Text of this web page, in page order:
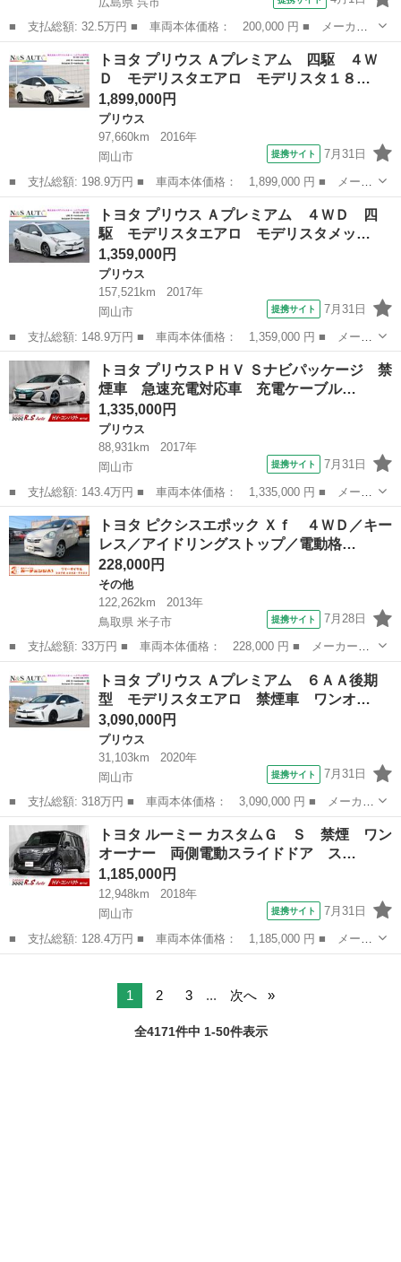
■ 支払総額: 32.5万円 ■ 車両本体価格： 200,000 円 ■ メーカー
名： トヨタ ■ 車種名： パッソ ■ グレード名： Ｘ クツロ
ギ 社内外清掃磨き・ナビ付 ■ 排気量： 1000cc ■ ドア枚数：
5D...
呉市 パッソ
トヨタ プリウス Ａプレミアム 四駆 ４Ｗ
Ｄ モデリスタエアロ モデリスタ１８…
1,899,000円
プリウス
97,660km
2016年
岡山市
提携サイト 7月31日
■ 支払総額: 198.9万円 ■ 車両本体価格： 1,899,000 円 ■ メーカ
ー名： トヨタ ■ 車種名： プリウス ■ グレード名： Ａプレミ
アム 四駆 ４ＷＤ モデリスタエアロ モデリスタ１８ｉｎホイー
ル モデ...
プリウス
トヨタ プリウス Ａプレミアム ４ＷＤ 四
駆 モデリスタエアロ モデリスタメッ…
1,359,000円
プリウス
157,521km
2017年
岡山市
提携サイト 7月31日
■ 支払総額: 148.9万円 ■ 車両本体価格： 1,359,000 円 ■ メーカ
ー名： トヨタ ■ 車種名： プリウス ■ グレード名： Ａプレミ
アム ４ＷＤ 四駆 モデリスタエアロ モデリスタメッキ モデリ
スタホイ...
岡山 岡山市 プリウス
トヨタ プリウスＰＨＶ Ｓナビパッケージ 禁
煙車 急速充電対応車 充電ケーブル…
1,335,000円
プリウス
88,931km
2017年
岡山市
提携サイト 7月31日
■ 支払総額: 143.4万円 ■ 車両本体価格： 1,335,000 円 ■ メーカ
ー名： トヨタ ■ 車種名： プリウスＰＨＶ ■ グレード名： Ｓ
ナビパッケージ 禁煙車 急速充電対応車 充電ケーブル 衝突軽減
ブレーキ...
岡山 岡山市 プリウス
トヨタ ピクシスエポック Ｘｆ ４ＷＤ／キー
レス／アイドリングストップ／電動格…
228,000円
その他
122,262km
2013年
鳥取県 米子市
提携サイト 7月28日
■ 支払総額: 33万円 ■ 車両本体価格： 228,000 円 ■ メーカー
名： トヨタ ■ 車種名： ピクシスエポック ■ グレード名： Ｘ
ｆ ４ＷＤ／キーレス／アイドリングストップ／電動格納ミラー／盗
難防止装置／修復...
その他
トヨタ プリウス Ａプレミアム ６ＡＡ後期
型 モデリスタエアロ 禁煙車 ワンオ…
3,090,000円
プリウス
31,103km
2020年
岡山市
提携サイト 7月31日
■ 支払総額: 318万円 ■ 車両本体価格： 3,090,000 円 ■ メーカー
名： トヨタ ■ 車種名： プリウス ■ グレード名： Ａプレミア
ム ６ＡＡ後期型 モデリスタエアロ 禁煙車 ワンオーナー １７
ｉｎツーリ...
岡山 岡山市 プリウス
トヨタ ルーミー カスタムＧ Ｓ 禁煙 ワン
オーナー 両側電動スライドドア ス…
1,185,000円
12,948km
2018年
岡山市
提携サイト 7月31日
■ 支払総額: 128.4万円 ■ 車両本体価格： 1,185,000 円 ■ メーカ
ー名： トヨタ ■ 車種名： ルーミー ■ グレード名： カスタム
1 2 3 ... 次へ
全4171件中 1-50件表示